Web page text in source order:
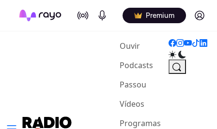
On Air Podcasts Premium Log in
Ouvir(current)
Podcasts
Passou
Vídeos
Programas